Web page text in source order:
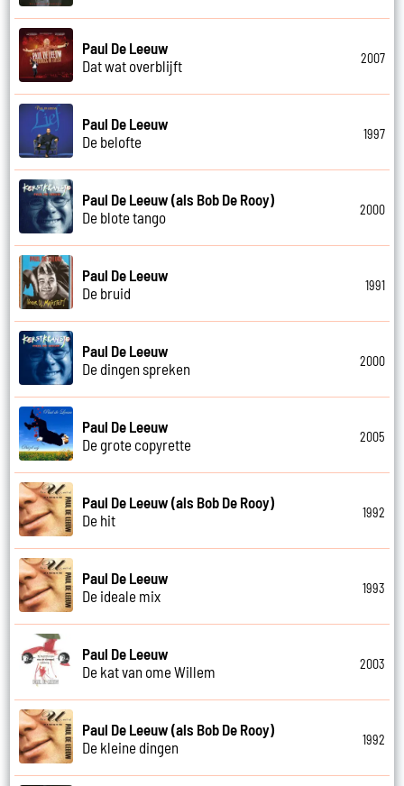
Paul De Leeuw
Dat wat overblijft
2007
Paul De Leeuw
De belofte
1997
Paul De Leeuw (als Bob De Rooy)
De blote tango
2000
Paul De Leeuw
De bruid
1991
Paul De Leeuw
De dingen spreken
2000
Paul De Leeuw
De grote copyrette
2005
Paul De Leeuw (als Bob De Rooy)
De hit
1992
Paul De Leeuw
De ideale mix
1993
Paul De Leeuw
De kat van ome Willem
2003
Paul De Leeuw (als Bob De Rooy)
De kleine dingen
1992